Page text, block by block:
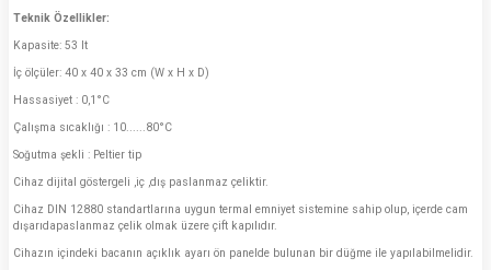
Teknik Özellikler:
Kapasite: 53 lt
İç ölçüler: 40 x 40 x 33 cm (W x H x D)
Hassasiyet : 0,1°C
Çalışma sıcaklığı : 10......80°C
Soğutma şekli : Peltier tip
Cihaz dijital göstergeli ,iç ,dış paslanmaz çeliktir.
Cihaz DIN 12880 standartlarına uygun termal emniyet sistemine sahip olup, içerde cam
dışarıdapaslanmaz çelik olmak üzere çift kapılıdır.
Cihazın içindeki bacanın açıklık ayarı ön panelde bulunan bir düğme ile yapılabilmelidir.